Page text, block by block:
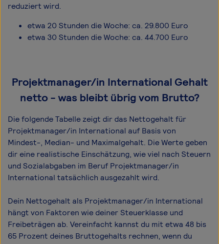
reduziert wird.
etwa 20 Stunden die Woche: ca. 29.800 Euro
etwa 30 Stunden die Woche: ca. 44.700 Euro
Projektmanager/in International Gehalt
netto - was bleibt übrig vom Brutto?
Die folgende Tabelle zeigt dir das Netto­gehalt für
Projektmanager/in International auf Basis von
Mindest-, Median- und Maximal­gehalt. Die Werte geben
dir eine realistische Einschätzung, wie viel nach Steuern
und Sozialabgaben im Beruf Projektmanager/in
International tatsächlich ausgezahlt wird.
Dein Nettogehalt als Projektmanager/in International
hängt von Faktoren wie deiner Steuerklasse und
Freibeträgen ab. Vereinfacht kannst du mit etwa 48 bis
65 Prozent deines Bruttogehalts rechnen, wenn du